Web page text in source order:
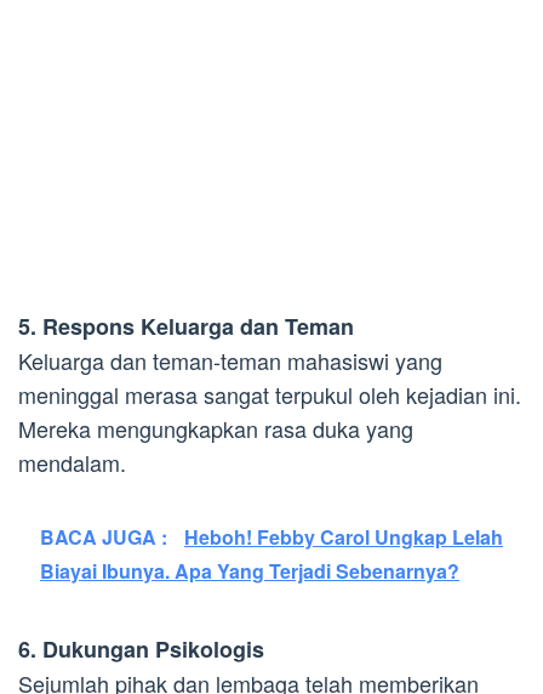
5. Respons Keluarga dan Teman
Keluarga dan teman-teman mahasiswi yang
meninggal merasa sangat terpukul oleh kejadian ini.
Mereka mengungkapkan rasa duka yang
mendalam.
BACA JUGA :
Heboh! Febby Carol Ungkap Lelah
Biayai Ibunya. Apa Yang Terjadi Sebenarnya?
6. Dukungan Psikologis
Sejumlah pihak dan lembaga telah memberikan